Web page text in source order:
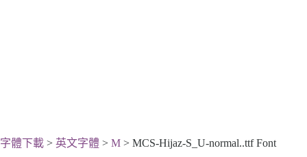
字體下載 > 英文字體 > M > MCS-Hijaz-S_U-normal..ttf Font